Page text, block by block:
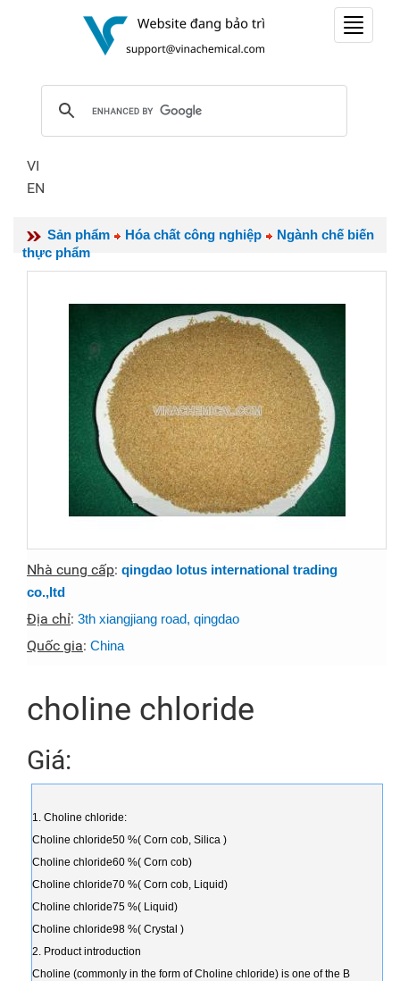
Toggle
VI
EN
Sản phẩm Hóa chất công nghiệp
Ngành chế biến
thực phẩm
Nhà cung cấp: qingdao lotus international trading
co.,ltd
Địa chỉ: 3th xiangjiang road, qingdao
Quốc gia: China
choline chloride
Giá:
1. Choline chloride:
Choline chloride50 %( Corn cob, Silica )
Choline chloride60 %( Corn cob)
Choline chloride70 %( Corn cob, Liquid)
Choline chloride75 %( Liquid)
Choline chloride98 %( Crystal )
2. Product introduction
Choline (commonly in the form of Choline chloride) is one of the B